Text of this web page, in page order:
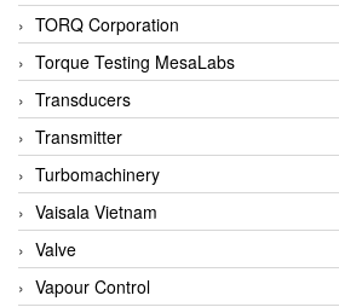
COMFILE Technology
Conch
Conductix/ WAMPFLER
Contrec
Contrinex
Control Solution Minesota
Copeland
Cortem
TORQ Corporation
Torque Testing MesaLabs
Transducers
Transmitter
Turbomachinery
Vaisala Vietnam
Valve
Vapour Control